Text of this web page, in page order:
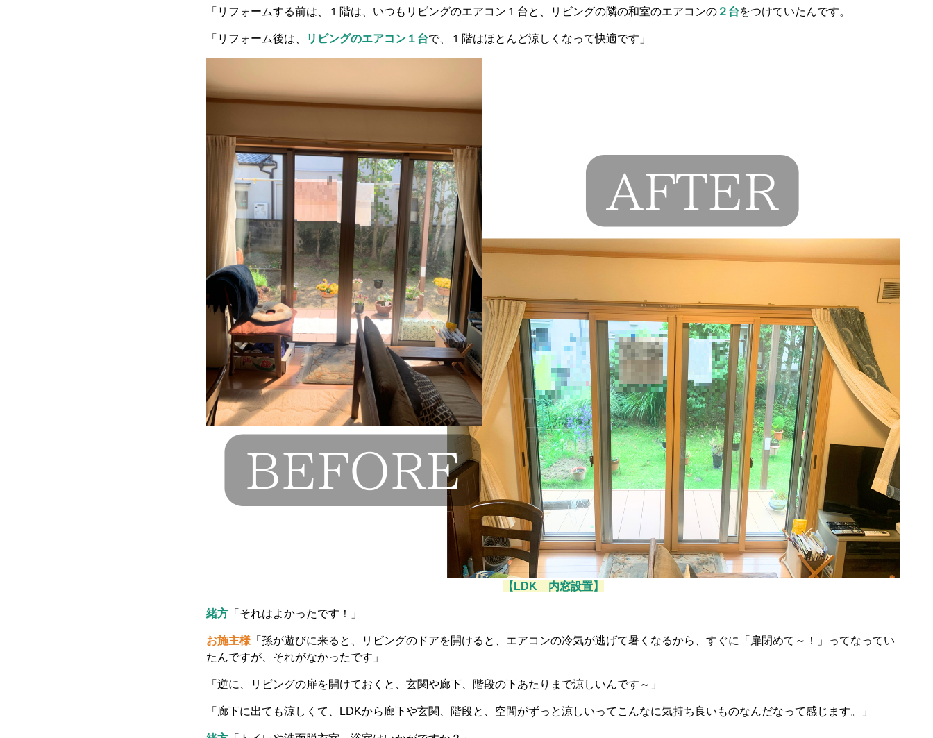
「リフォームする前は、１階は、いつもリビングのエアコン１台と、リビングの隣の和室のエアコンの ２台をつけていたんです。
「リフォーム後は、 リビングのエアコン１台で、１階はほとんど涼しくなって快適です」
【LDK 内窓設置】
緒方 「それはよかったです！」
お施主様 「孫が遊びに来ると、リビングのドアを開けると、エアコンの冷気が逃げて暑くなるから、すぐに「扉閉めて～！」ってなってい
たんですが、それがなかったです」
「逆に、リビングの扉を開けておくと、玄関や廊下、階段の下あたりまで涼しいんです～」
「廊下に出ても涼しくて、LDKから廊下や玄関、階段と、空間がずっと涼しいってこんなに気持ち良いものなんだなって感じます。」